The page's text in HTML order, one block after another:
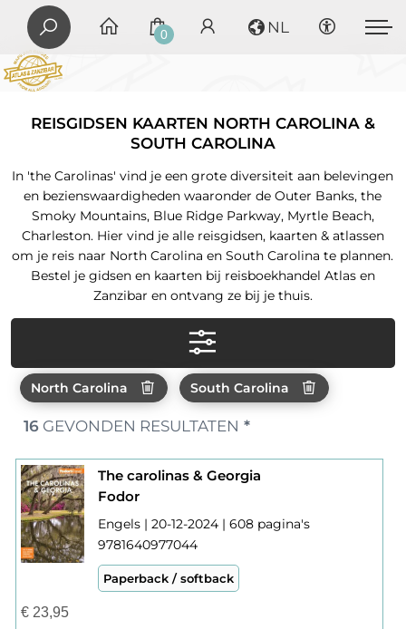
0 NL
REISGIDSEN KAARTEN NORTH CAROLINA &
SOUTH CAROLINA
In 'the Carolinas' vind je een grote diversiteit aan belevingen
en bezienswaardigheden waaronder de Outer Banks, the
Smoky Mountains, Blue Ridge Parkway, Myrtle Beach,
Charleston. Hier vind je alle reisgidsen, kaarten & atlassen
om je reis naar North Carolina en South Carolina te plannen.
Bestel je gidsen en kaarten bij reisboekhandel Atlas en
Zanzibar en ontvang ze bij je thuis.
North Carolina South Carolina
16GEVONDEN RESULTATEN *
The carolinas & Georgia
Fodor
Engels | 20-12-2024 | 608 pagina's
9781640977044
Paperback / softback
€23,95